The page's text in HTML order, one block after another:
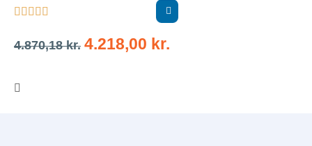
    
4.870,18kr. 4.218,00 kr.